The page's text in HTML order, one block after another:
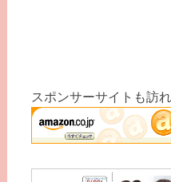
スポンサーサイトも訪